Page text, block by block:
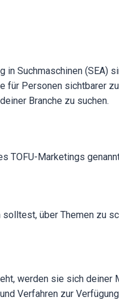
in Suchmaschinen (SEA)
für Personen sichtbarer
Branche zu suchen.
TOFU-Marketings
über Themen zu
werden sie sich deiner
Verfahren zur